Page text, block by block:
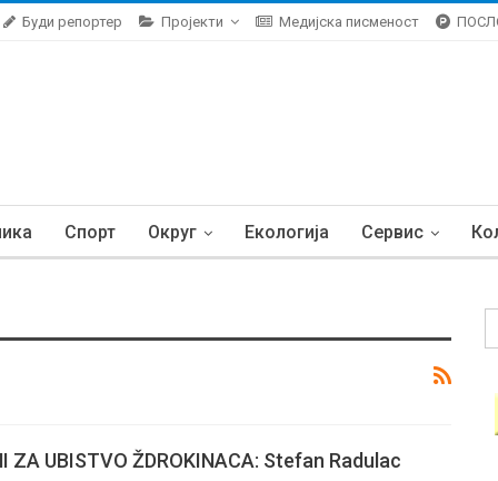
Буди репортер Пројекти Медијска писменост
Спорт Округ Екологија Сервис
ZA UBISTVO ŽDROKINACA: Stefan Radulac